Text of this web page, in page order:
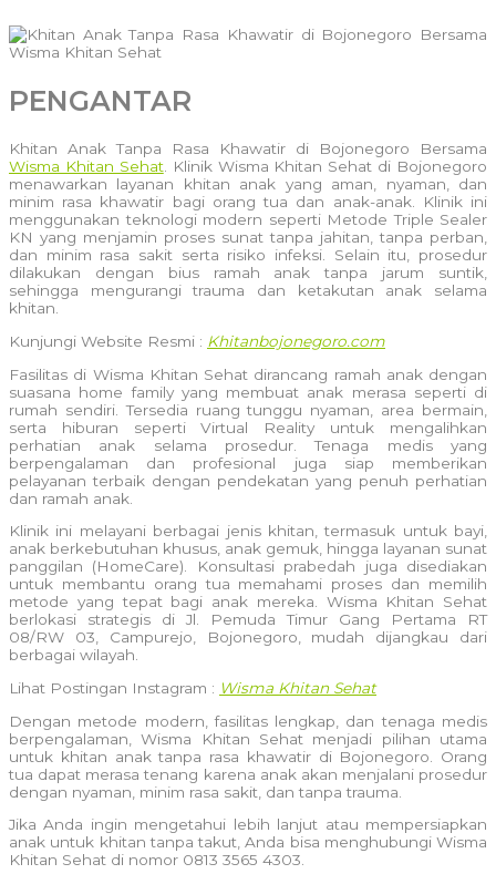
PENGANTAR
Khitan Anak Tanpa Rasa Khawatir di Bojonegoro Bersama
Wisma Khitan Sehat. Klinik Wisma Khitan Sehat di Bojonegoro
menawarkan layanan khitan anak yang aman, nyaman, dan
minim rasa khawatir bagi orang tua dan anak-anak. Klinik ini
menggunakan teknologi modern seperti Metode Triple Sealer
KN yang menjamin proses sunat tanpa jahitan, tanpa perban,
dan minim rasa sakit serta risiko infeksi. Selain itu, prosedur
dilakukan dengan bius ramah anak tanpa jarum suntik,
sehingga mengurangi trauma dan ketakutan anak selama
khitan.
Kunjungi Website Resmi : Khitanbojonegoro.com
Fasilitas di Wisma Khitan Sehat dirancang ramah anak dengan
suasana home family yang membuat anak merasa seperti di
rumah sendiri. Tersedia ruang tunggu nyaman, area bermain,
serta hiburan seperti Virtual Reality untuk mengalihkan
perhatian anak selama prosedur. Tenaga medis yang
berpengalaman dan profesional juga siap memberikan
pelayanan terbaik dengan pendekatan yang penuh perhatian
dan ramah anak.
Klinik ini melayani berbagai jenis khitan, termasuk untuk bayi,
anak berkebutuhan khusus, anak gemuk, hingga layanan sunat
panggilan (HomeCare). Konsultasi prabedah juga disediakan
untuk membantu orang tua memahami proses dan memilih
metode yang tepat bagi anak mereka. Wisma Khitan Sehat
berlokasi strategis di Jl. Pemuda Timur Gang Pertama RT
08/RW 03, Campurejo, Bojonegoro, mudah dijangkau dari
berbagai wilayah.
Lihat Postingan Instagram : Wisma Khitan Sehat
Dengan metode modern, fasilitas lengkap, dan tenaga medis
berpengalaman, Wisma Khitan Sehat menjadi pilihan utama
untuk khitan anak tanpa rasa khawatir di Bojonegoro. Orang
tua dapat merasa tenang karena anak akan menjalani prosedur
dengan nyaman, minim rasa sakit, dan tanpa trauma.
Jika Anda ingin mengetahui lebih lanjut atau mempersiapkan
anak untuk khitan tanpa takut, Anda bisa menghubungi Wisma
Khitan Sehat di nomor 0813 3565 4303.